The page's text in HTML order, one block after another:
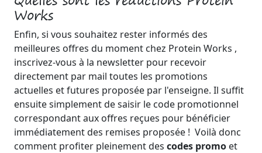
Works
Enfin, si vous souhaitez rester informés des
meilleures offres du moment chez Protein Works ,
inscrivez-vous à la newsletter pour recevoir
directement par mail toutes les promotions
actuelles et futures proposée par l'enseigne. Il suffit
ensuite simplement de saisir le code promotionnel
correspondant aux offres reçues pour bénéficier
immédiatement des remises proposée ! Voilà donc
comment profiter pleinement des codes promo et